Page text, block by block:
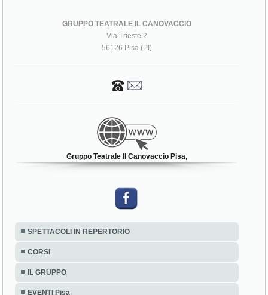
GRUPPO TEATRALE IL CANOVACCIO
Via Trieste 2
56126 Pisa (PI)
Gruppo Teatrale Il Canovaccio Pisa,
SPETTACOLI IN REPERTORIO
CORSI
IL GRUPPO
EVENTI Pisa